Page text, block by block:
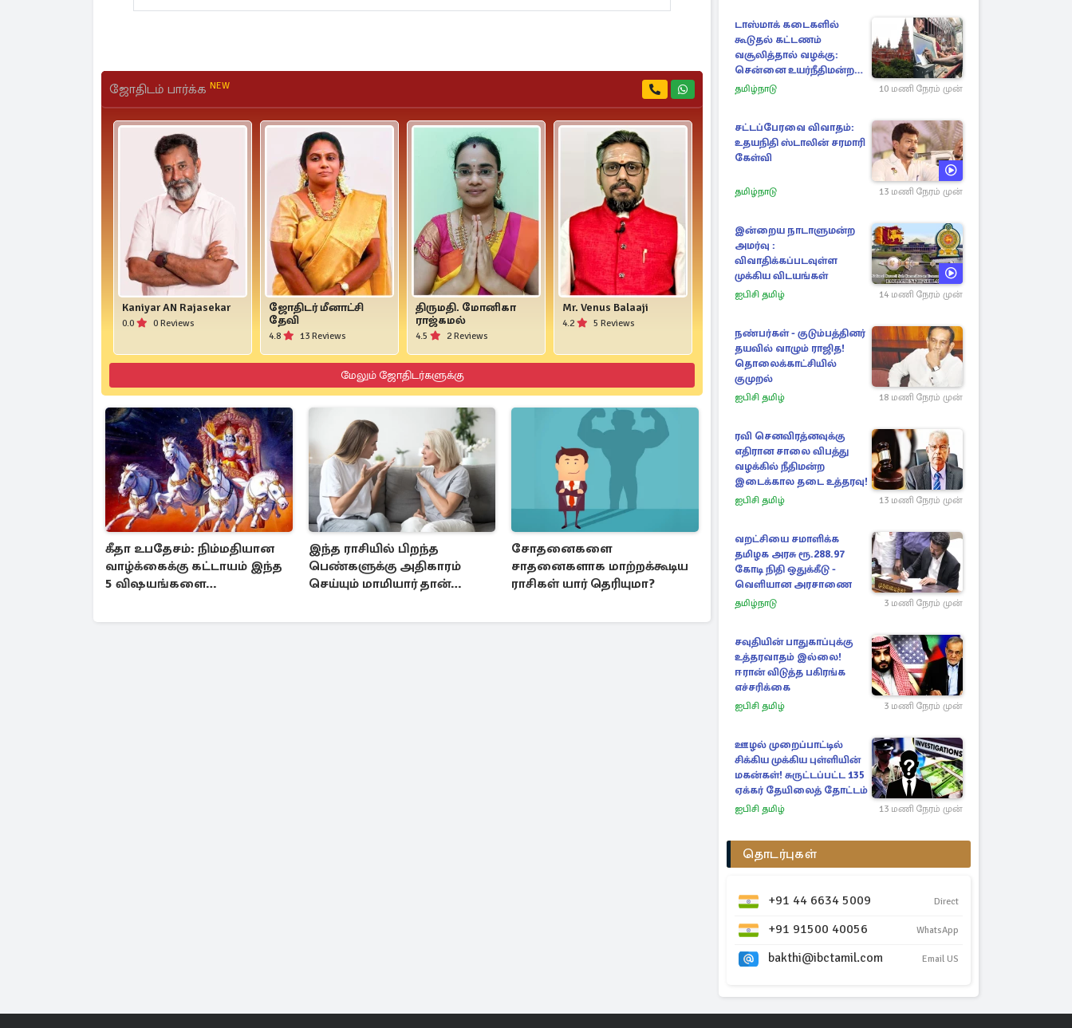
ஜோதிடம் பார்க்க NEW
Kaniyar AN Rajasekar
0.0 0 Reviews
ஜோதிடர் மீனாட்சி
தேவி
4.8 13 Reviews
திருமதி. மோனிகா
ராஜ்கமல்
4.5 2 Reviews
Mr. Venus Balaaji
4.2 5 Reviews
மேலும் ஜோதிடர்களுக்கு
கீதா உபதேசம்: நிம்மதியான
வாழ்க்கைக்கு கட்டாயம் இந்த
5 விஷயங்களை
இந்த ராசியில் பிறந்த
பெண்களுக்கு அதிகாரம்
செய்யும் மாமியார் தான்
சோதனைகளை
சாதனைகளாக மாற்றக்கூடிய
ராசிகள் யார் தெரியுமா?
டாஸ்மாக் கடைகளில்
கூடுதல் கட்டணம்
வசூலித்தால் வழக்கு:
சென்னை உயர்நீதிமன்றம்
உத்தரவு
தமிழ்நாடு 10 மணி நேரம் முன்
சட்டப்பேரவை விவாதம்:
உதயநிதி ஸ்டாலின் சரமாரி
கேள்வி
தமிழ்நாடு 13 மணி நேரம் முன்
இன்றைய நாடாளுமன்ற
அமர்வு :
விவாதிக்கப்படவுள்ள
முக்கிய விடயங்கள்
ஐபிசி தமிழ் 14 மணி நேரம் முன்
நண்பர்கள் - குடும்பத்தினர்
தயவில் வாழும் ராஜித!
தொலைக்காட்சியில்
குமுறல்
ஐபிசி தமிழ் 18 மணி நேரம் முன்
ரவி செனவிரத்னவுக்கு
எதிரான சாலை விபத்து
வழக்கில் நீதிமன்ற
இடைக்கால தடை உத்தரவு!
ஐபிசி தமிழ் 13 மணி நேரம் முன்
வறட்சியை சமாளிக்க
தமிழக அரசு ரூ.288.97
கோடி நிதி ஒதுக்கீடு -
வெளியான அரசாணை
தமிழ்நாடு 3 மணி நேரம் முன்
சவுதியின் பாதுகாப்புக்கு
உத்தரவாதம் இல்லை!
ஈரான் விடுத்த பகிரங்க
எச்சரிக்கை
ஐபிசி தமிழ் 3 மணி நேரம் முன்
ஊழல் முறைப்பாட்டில்
சிக்கிய முக்கிய புள்ளியின்
மகன்கள்! சுருட்டப்பட்ட 135
ஏக்கர் தேயிலைத் தோட்டம்
ஐபிசி தமிழ் 13 மணி நேரம் முன்
தொடர்புகள்
+91 44 6634 5009 Direct
+91 91500 40056 WhatsApp
bakthi@ibctamil.com Email US